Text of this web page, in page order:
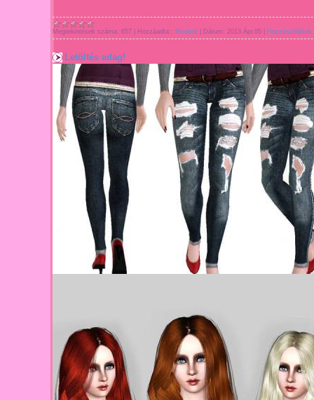
Megtekintések száma: 657 Hozzáadta:: Mirabell Dátum: 2013.Ápr.05 Hozzászólások
Letöltés adag!